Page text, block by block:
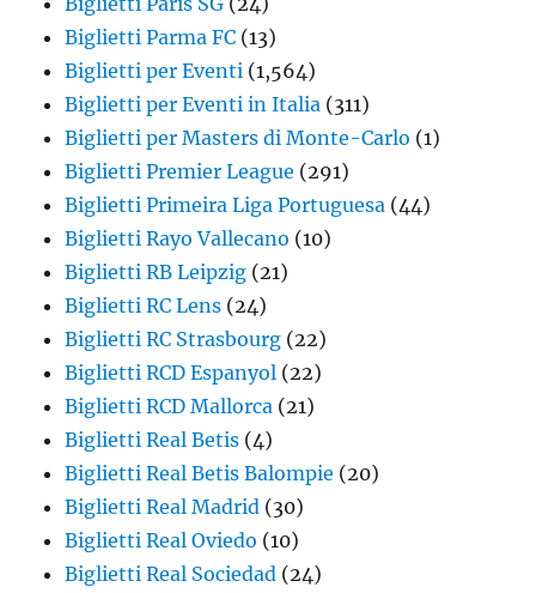
Biglietti Parma FC (13)
Biglietti per Eventi (1,564)
Biglietti per Eventi in Italia (311)
Biglietti per Masters di Monte-Carlo (1)
Biglietti Premier League (291)
Biglietti Primeira Liga Portuguesa (44)
Biglietti Rayo Vallecano (10)
Biglietti RB Leipzig (21)
Biglietti RC Lens (24)
Biglietti RC Strasbourg (22)
Biglietti RCD Espanyol (22)
Biglietti RCD Mallorca (21)
Biglietti Real Betis (4)
Biglietti Real Betis Balompie (20)
Biglietti Real Madrid (30)
Biglietti Real Oviedo (10)
Biglietti Real Sociedad (24)